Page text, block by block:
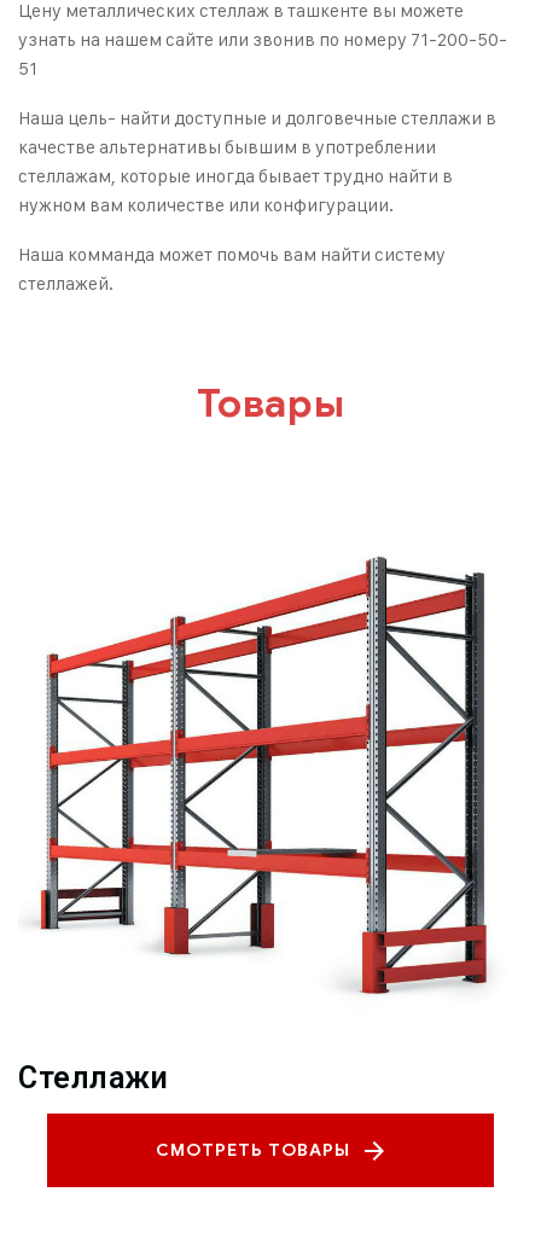
Цену металлических стеллаж в ташкенте вы можете
узнать на нашем сайте или звонив по номеру 71-200-50-
51
Наша цель- найти доступные и долговечные стеллажи в
качестве альтернативы бывшим в употреблении
стеллажам, которые иногда бывает трудно найти в
нужном вам количестве или конфигурации.
Наша комманда может помочь вам найти систему
стеллажей.
Товары
Стеллажи
СМОТРЕТЬ ТОВАРЫ